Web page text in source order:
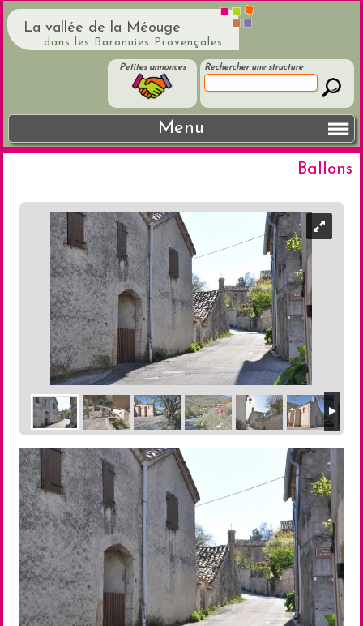
La vallée de la Méouge
dans les Baronnies Provençales
Rechercher une structure
Petites annonces
Menu
Ballons